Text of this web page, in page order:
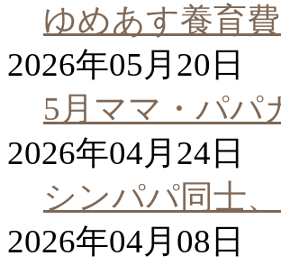
ゆめあす養育
2026年05月20日
5月ママ・パパ
2026年04月24日
シンパパ同士
2026年04月08日